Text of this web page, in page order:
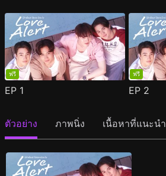
ฟรี
EP 1
ฟรี
EP 2
ตัวอย่าง ภาพนิ่ง เนื้อหาที่แนะนำ